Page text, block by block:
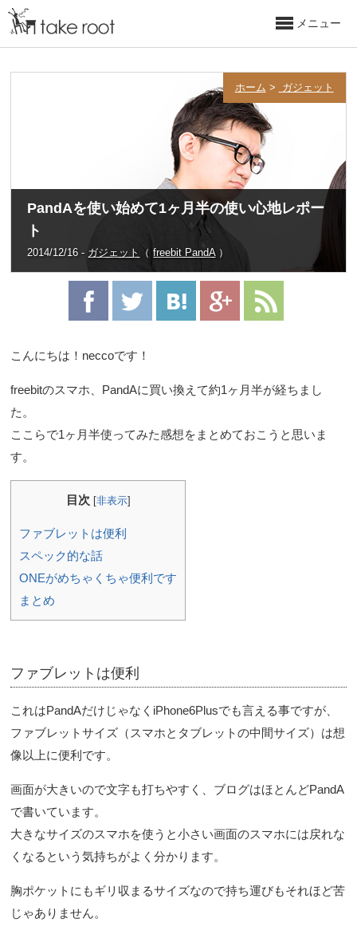
メニュー
ホーム > ガジェット
PandAを使い始めて1ヶ月半の使い心地レポー
ト
2014/12/16 - ガジェット （freebit PandA）
こんにちは！neccoです！
freebitのスマホ、PandAに買い換えて約1ヶ月半が経ちまし
た。
ここらで1ヶ月半使ってみた感想をまとめておこうと思いま
す。
目次 [非表示]
ファブレットは便利
スペック的な話
ONEがめちゃくちゃ便利です
まとめ
ファブレットは便利
これはPandAだけじゃなくiPhone6Plusでも言える事ですが、
ファブレットサイズ（スマホとタブレットの中間サイズ）は想
像以上に便利です。
画面が大きいので文字も打ちやすく、ブログはほとんどPandA
で書いています。
大きなサイズのスマホを使うと小さい画面のスマホには戻れな
くなるという気持ちがよく分かります。
胸ポケットにもギリ収まるサイズなので持ち運びもそれほど苦
じゃありません。